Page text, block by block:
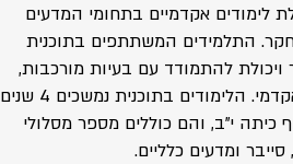
לימודים אקדמיים בתחומי המדעים
התלמידים המשתתפים בתוכנית
ויכולת להתמודד עם בעיות מורכבות,
ובה בעת צוברים קרדיט אקדמי. הלימודים בתוכנית נמשכים 4 שנים
י"ב, והם כוללים מספר מסלולי
סייבר ומדעים כלליים.